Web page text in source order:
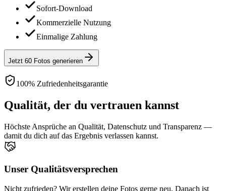
Sofort-Download
Kommerzielle Nutzung
Einmalige Zahlung
Jetzt 60 Fotos generieren
100% Zufriedenheitsgarantie
Qualität, der du vertrauen kannst
Höchste Ansprüche an Qualität, Datenschutz und Transparenz —
damit du dich auf das Ergebnis verlassen kannst.
Unser Qualitätsversprechen
Nicht zufrieden? Wir erstellen deine Fotos gerne neu. Danach ist